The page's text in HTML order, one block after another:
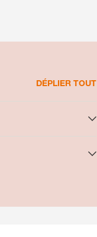
DÉPLIER TOUT